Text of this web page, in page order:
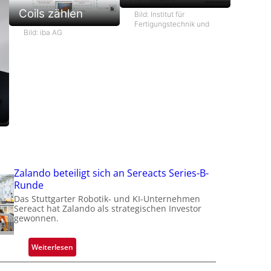
Coils zählen
Bild: iba AG
Bild: Institut für
Fertigungstechnik und
Zalando beteiligt sich an Sereacts Series-B-
Runde
Das Stuttgarter Robotik- und KI-Unternehmen
Sereact hat Zalando als strategischen Investor
gewonnen.
Weiterlesen:
Z